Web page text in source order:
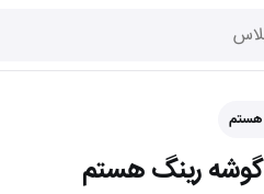
هستم
گوشه رینگ هستم